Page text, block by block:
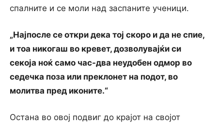
спалните и се моли над заспаните ученици.
„Најпосле се откри дека тој скоро и да не спие,
и тоа никогаш во кревет, дозволувајќи си
секоја ноќ само час-два неудобен одмор во
седечка поза или преклонет на подот, во
молитва пред иконите.“
Остана во овој подвиг до крајот на својот